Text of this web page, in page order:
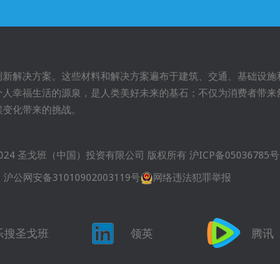
解决方案。这些材料和解决方案遍布于建筑、交通、基础设施
幸福生活的源泉，是人类美好未来的基石；不仅为消费者带来
化带来的挑战。
圣戈班（中国）投资有限公司 版权所有 沪ICP备05036785号
沪公网安备31010902003119号
网络违法犯罪举报
搜圣戈班 领英 腾讯